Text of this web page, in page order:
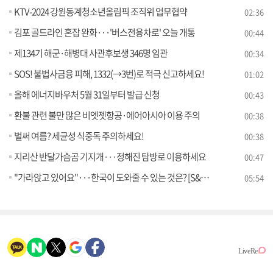
KTV-2024 강원동계청소년올림픽 조직위 업무협약 02:36
김포 골드라인 혼잡 완화···'버스전용차로' 오늘 개통 00:44
제134기 해군·해병대 사관후보생 346명 임관 00:34
SOS! 불법사금융 피해, 1332(→3번)로 적극 신고하세요! 01:02
올해 에너지바우처 5월 31일부터 발급 신청 00:43
환불 관련 불만 많은 비엣젯항공·에어아시아 이용 주의 00:38
벌써 여름? 세균성 식중독 주의하세요! 00:38
지리산 반달가슴곰 기지개···정해진 탐방로 이용하세요 00:47
"가라앉고 있어요"···한국이 도와줄 수 있는 것은? [S&News] 05:54